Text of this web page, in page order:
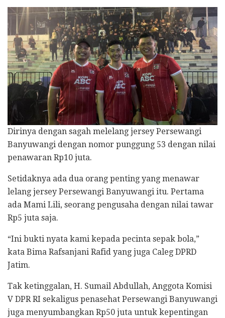
Dirinya dengan sagah melelang jersey Persewangi
Banyuwangi dengan nomor punggung 53 dengan nilai
penawaran Rp10 juta.
Setidaknya ada dua orang penting yang menawar
lelang jersey Persewangi Banyuwangi itu. Pertama
ada Mami Lili, seorang pengusaha dengan nilai tawar
Rp5 juta saja.
“Ini bukti nyata kami kepada pecinta sepak bola,”
kata Bima Rafsanjani Rafid yang juga Caleg DPRD
Jatim.
Tak ketinggalan, H. Sumail Abdullah, Anggota Komisi
V DPR RI sekaligus penasehat Persewangi Banyuwangi
juga menyumbangkan Rp50 juta untuk kepentingan